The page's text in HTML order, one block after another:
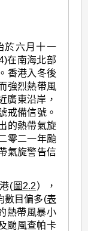
於六月十一
在南海北部
香港入冬後
強烈熱帶風
廣東沿岸，
戒備信號。
的熱帶氣旋
零二一年颱
氣旋警告信
( 圖2.2），
數目偏多(表
熱帶風暴小
颱風查帕卡